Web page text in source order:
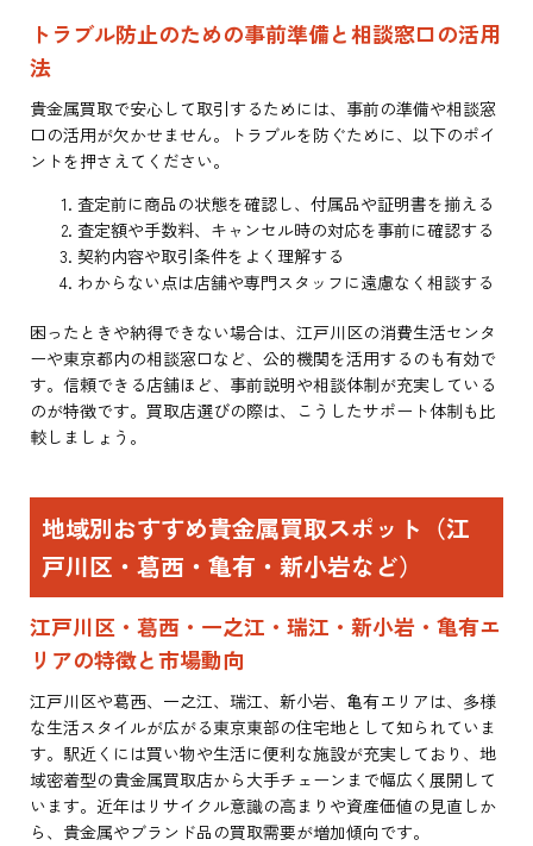
トラブル防止のための事前準備と相談窓口の活用
法
貴金属買取で安心して取引するためには、事前の準備や相談窓
口の活用が欠かせません。トラブルを防ぐために、以下のポイ
ントを押さえてください。
査定前に商品の状態を確認し、付属品や証明書を揃える
査定額や手数料、キャンセル時の対応を事前に確認する
契約内容や取引条件をよく理解する
わからない点は店舗や専門スタッフに遠慮なく相談する
困ったときや納得できない場合は、江戸川区の消費生活センタ
ーや東京都内の相談窓口など、公的機関を活用するのも有効で
す。信頼できる店舗ほど、事前説明や相談体制が充実している
のが特徴です。買取店選びの際は、こうしたサポート体制も比
較しましょう。
地域別おすすめ貴金属買取スポット（江
戸川区・葛西・亀有・新小岩など）
江戸川区・葛西・一之江・瑞江・新小岩・亀有エ
リアの特徴と市場動向
江戸川区や葛西、一之江、瑞江、新小岩、亀有エリアは、多様
な生活スタイルが広がる東京東部の住宅地として知られていま
す。駅近くには買い物や生活に便利な施設が充実しており、地
域密着型の貴金属買取店から大手チェーンまで幅広く展開して
います。近年はリサイクル意識の高まりや資産価値の見直しか
ら、貴金属やブランド品の買取需要が増加傾向です。